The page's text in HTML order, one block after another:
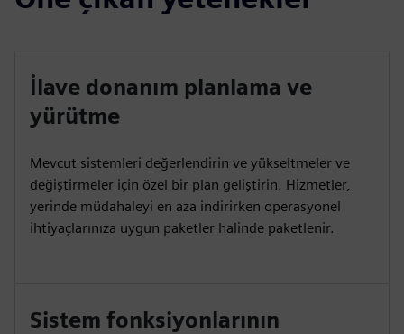
İlave donanım planlama ve
yürütme
Mevcut sistemleri değerlendirin ve yükseltmeler ve
değiştirmeler için özel bir plan geliştirin. Hizmetler,
yerinde müdahaleyi en aza indirirken operasyonel
ihtiyaçlarınıza uygun paketler halinde paketlenir.
Sistem fonksiyonlarının